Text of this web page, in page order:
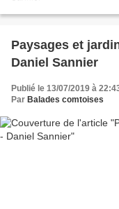
Paysages et
Daniel Sannier
Publié le 13/07/2019 à
Par Balades comtoises